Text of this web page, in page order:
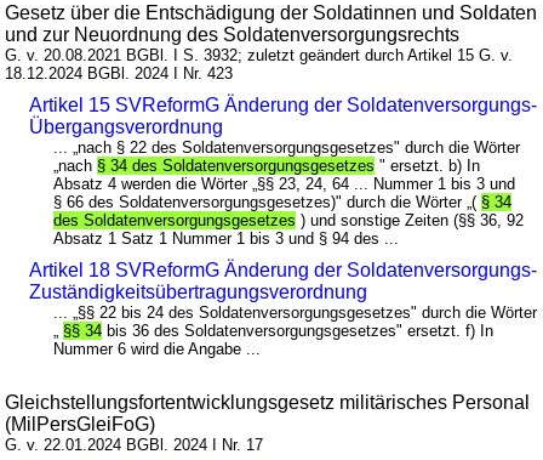
Gesetz über die Entschädigung der Soldatinnen und Soldaten
und zur Neuordnung des Soldatenversorgungsrechts
G. v. 20.08.2021 BGBl. I S. 3932; zuletzt geändert durch Artikel 15 G. v.
18.12.2024 BGBl. 2024 I Nr. 423
Artikel 15 SVReformG Änderung der Soldatenversorgungs-
Übergangsverordnung
... „nach § 22 des Soldatenversorgungsgesetzes" durch die Wörter
„nach § 34 des Soldatenversorgungsgesetzes " ersetzt. b) In
Absatz 4 werden die Wörter „§§ 23, 24, 64 ... Nummer 1 bis 3 und
§ 66 des Soldatenversorgungsgesetzes)" durch die Wörter „( § 34
des Soldatenversorgungsgesetzes ) und sonstige Zeiten (§§ 36, 92
Absatz 1 Satz 1 Nummer 1 bis 3 und § 94 des ...
Artikel 18 SVReformG Änderung der Soldatenversorgungs-
Zuständigkeitsübertragungsverordnung
... „§§ 22 bis 24 des Soldatenversorgungsgesetzes" durch die Wörter
§§ 34 bis 36 des Soldatenversorgungsgesetzes" ersetzt. f) In
Nummer 6 wird die Angabe ...
Gleichstellungsfortentwicklungsgesetz militärisches Personal
(MilPersGleiFoG)
G. v. 22.01.2024 BGBl. 2024 I Nr. 17